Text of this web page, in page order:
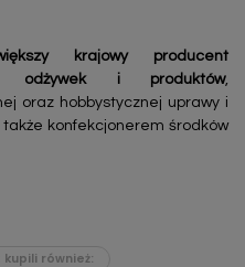
krajowy producent
odżywek i produktów,
oraz hobbystycznej uprawy i
także konfekcjonerem środków
również: